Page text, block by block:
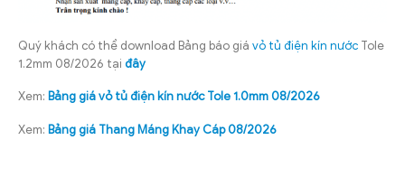
Quý khách có thể download Bảng báo giá vỏ tủ điện kín nước Tole
1.2mm 08/2026 tại đây
Xem: Bảng giá vỏ tủ điện kín nước Tole 1.0mm 08/2026
Xem: Bảng giá Thang Máng Khay Cáp 08/2026